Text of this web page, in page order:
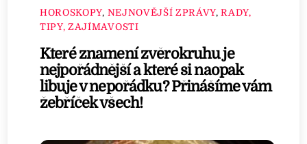
HOROSKOPY, NEJNOVĚJŠÍ ZPRÁVY,RADY,
TIPY, ZAJÍMAVOSTI
Které znamení zvěrokruhu je
nejpořádnější a které si naopak
libuje v nepořádku? Přinášíme vám
žebříček všech!